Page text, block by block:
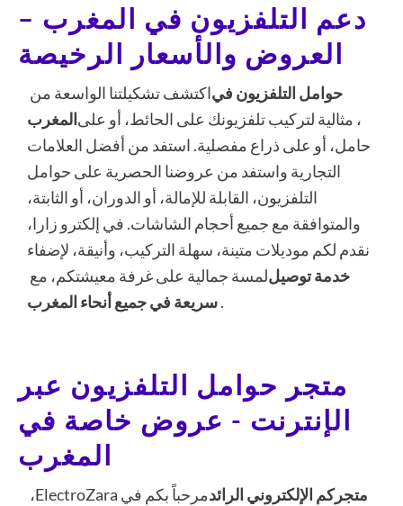
دعم التلفزيون في المغرب –
العروض والأسعار الرخيصة
اكتشف تشكيلتنا الواسعة منحوامل التلفزيون في
المغرب، مثالية لتركيب تلفزيونك على الحائط، أو على
حامل، أو على ذراع مفصلية. استفد من أفضل العلامات
التجارية واستفد من عروضنا الحصرية على حوامل
التلفزيون، القابلة للإمالة، أو الدوران، أو الثابتة،
والمتوافقة مع جميع أحجام الشاشات. في إلكترو زارا،
نقدم لكم موديلات متينة، سهلة التركيب، وأنيقة، لإضفاء
لمسة جمالية على غرفة معيشتكم، معخدمة توصيل
سريعة في جميع أنحاء المغرب.
متجر حوامل التلفزيون عبر
الإنترنت - عروض خاصة في
المغرب
مرحباً بكم في ElectroZara،متجركم الإلكتروني الرائد